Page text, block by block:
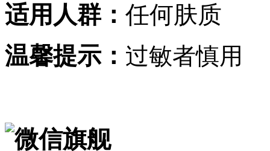
适用人群： 任何肤质
温馨提示： 过敏者慎用